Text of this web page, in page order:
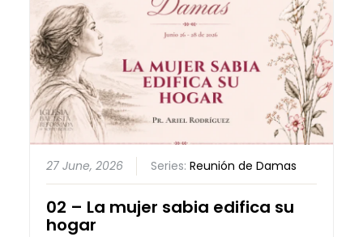
27 June, 2026 Series:Reunión de Damas
02 – La mujer sabia edifica su
hogar